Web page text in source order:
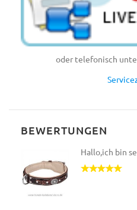
oder telefonisch
BEWERTUNGEN
Hallo,ich bin